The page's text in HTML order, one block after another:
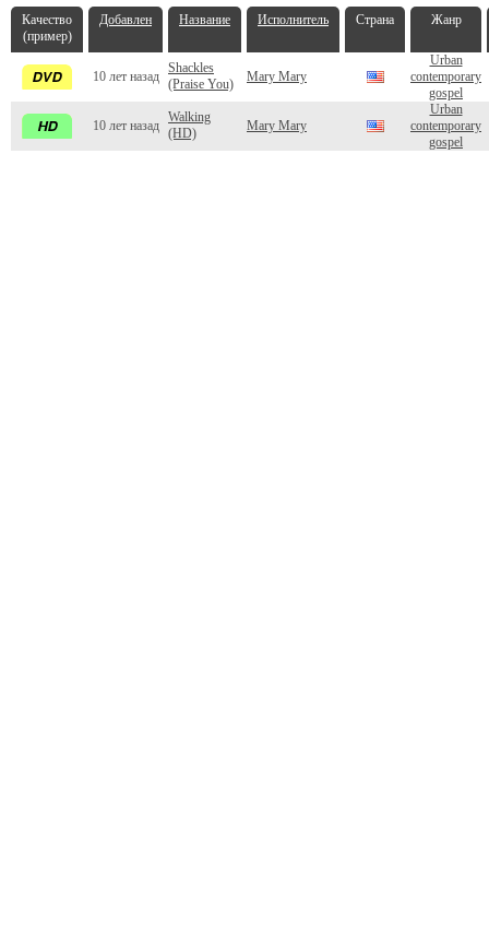
Качество
(пример)
Добавлен Название Исполнитель Страна Жанр
10 лет назад
Shackles
(Praise You)
Mary Mary
Urban
contemporary
gospel
10 лет назад
Walking
(HD)
Mary Mary
Urban
contemporary
gospel